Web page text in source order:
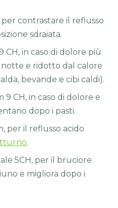
contrastare il reflusso
sdraiata.
CH, in caso di dolore più
e ridotto dal calore
bevande e cibi caldi).
CH, in caso di dolore e
dopo i pasti.
per il reflusso acido
.
5CH, per il bruciore
e migliora dopo i